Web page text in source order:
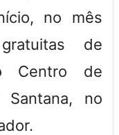
no mês
de
Centro de
Santana, no